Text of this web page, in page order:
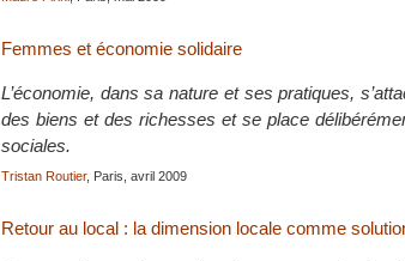
Femmes et économie solidaire
L’économie, dans sa nature et ses pratiques,
des biens et des richesses et se place
sociales.
Tristan Routier, Paris, avril 2009
Retour au local : la dimension locale comme